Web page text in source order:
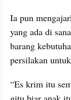
Ia pun
yang ada di
barang
persilakan
“Es krim itu